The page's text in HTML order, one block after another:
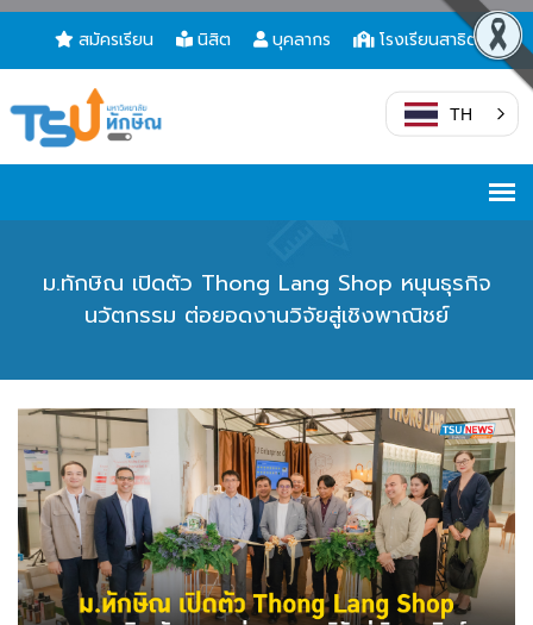
สมัครเรียน นิสิต บุคลากร โรงเรียนสาธิต
TH
ม.ทักษิณ เปิดตัว Thong Lang Shop หนุนธุรกิจ
นวัตกรรม ต่อยอดงานวิจัยสู่เชิงพาณิชย์